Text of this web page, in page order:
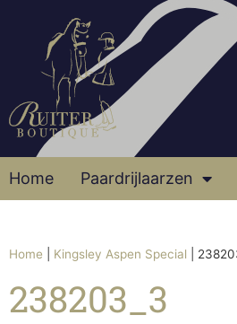
Home Paardrijlaarzen
Home Kingsley Aspen Special
238203_3